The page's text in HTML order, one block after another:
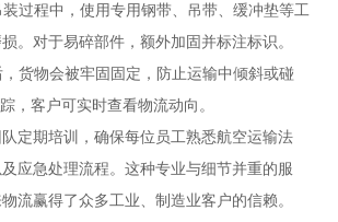
过程中，使用专用钢带、吊带、缓冲垫等工
。对于易碎部件，额外加固并标注标识。
货物会被牢固固定，防止运输中倾斜或碰
，客户可实时查看物流动向。
定期培训，确保每位员工熟悉航空运输法
应急处理流程。这种专业与细节并重的服
流赢得了众多工业、制造业客户的信赖。